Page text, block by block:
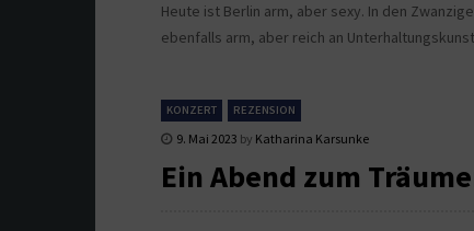
Heute ist Berlin arm, aber sexy. In den
ebenfalls arm, aber reich an
KONZERT REZENSION
9. Mai 2023 by Katharina Karsunke
Ein Abend zum